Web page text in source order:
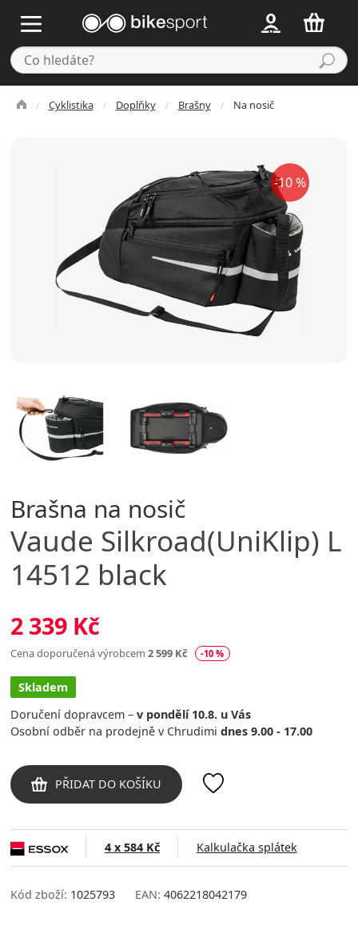
Cyklistika Doplňky Brašny Na nosič
-10 %
Brašna na nosič
Vaude Silkroad(UniKlip) L
14512 black
2 339 Kč
Cena doporučená výrobcem 2 599 Kč -10 %
Skladem
Doručení dopravcem – v pondělí 10.8. u Vás
Osobní odběr na prodejně v Chrudimi dnes 9.00 - 17.00
PŘIDAT DO KOŠÍKU
4 x 584 Kč Kalkulačka splátek
Kód zboží: 1025793 EAN: 4062218042179